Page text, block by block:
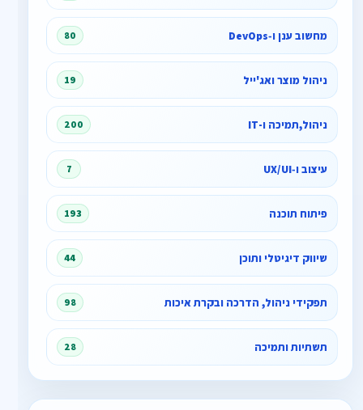
מחשוב ענן ו‑DevOps 80
ניהול מוצר ואג'ייל 19
ניהול,תמיכה ו-IT 200
עיצוב ו‑UX/UI 7
פיתוח תוכנה 193
שיווק דיגיטלי ותוכן 44
תפקידי ניהול, הדרכה ובקרת איכות 98
תשתיות ותמיכה 28